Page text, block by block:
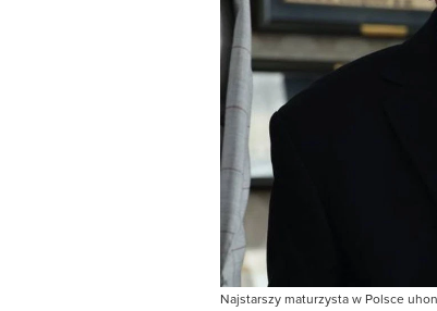
Najstarszy maturzysta w Polsce